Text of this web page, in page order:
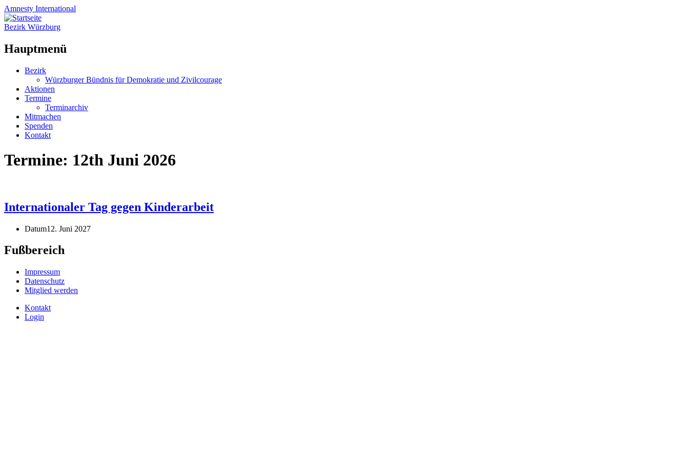
Amnesty International
Bezirk Würzburg
Hauptmenü
Zum
springen
Bezirk
Würzburger Bündnis für Demokratie und Zivilcourage
Aktionen
Termine
Terminarchiv
Mitmachen
Spenden
Kontakt
Termine: 12th Juni 2026
Internationaler Tag gegen Kinderarbeit
Datum12. Juni 2027
Fußbereich
Impressum
Datenschutz
Mitglied werden
Kontakt
Login